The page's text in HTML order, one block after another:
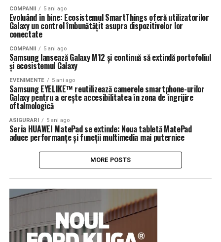
COMPANII 5 ani ago
Evoluând în bine: Ecosistemul SmartThings oferă utilizatorilor
Galaxy un control îmbunătățit asupra dispozitivelor lor
conectate
COMPANII 5 ani ago
Samsung lansează Galaxy M12 și continuă să extindă portofoliul
și ecosistemul Galaxy
EVENIMENTE 5 ani ago
Samsung EYELIKE™ reutilizează camerele smartphone-urilor
Galaxy pentru a crește accesibilitatea în zona de îngrijire
oftalmologică
ASIGURARI 5 ani ago
Seria HUAWEI MatePad se extinde: Noua tabletă MatePad
aduce performanțe și funcții multimedia mai puternice
MORE POSTS